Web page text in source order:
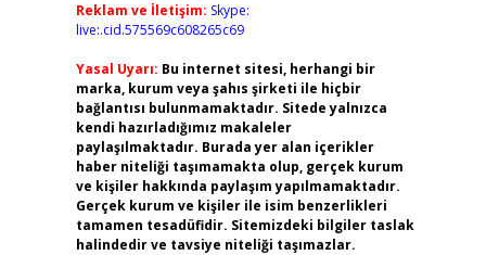
Reklam ve İletişim: Skype:
live:.cid.575569c608265c69
Yasal Uyarı: Bu internet sitesi, herhangi bir
marka, kurum veya şahıs şirketi ile hiçbir
bağlantısı bulunmamaktadır. Sitede yalnızca
kendi hazırladığımız makaleler
paylaşılmaktadır. Burada yer alan içerikler
haber niteliği taşımamakta olup, gerçek kurum
ve kişiler hakkında paylaşım yapılmamaktadır.
Gerçek kurum ve kişiler ile isim benzerlikleri
tamamen tesadüfidir. Sitemizdeki bilgiler taslak
halindedir ve tavsiye niteliği taşımazlar.